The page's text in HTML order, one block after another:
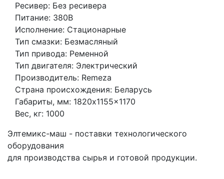
Ресивер: Без ресивера
Питание: 380В
Исполнение: Стационарные
Тип смазки: Безмасляный
Тип привода: Ременной
Тип двигателя: Электрический
Производитель: Remeza
Страна происхождения: Беларусь
Габариты, мм: 1820x1155x1170
Вес, кг: 1000
Элтемикс-маш - поставки технологического
оборудования
для производства сырья и готовой продукции.